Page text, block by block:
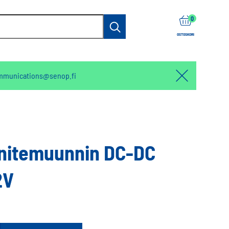
OSTOSKORI
0items
DC-DC